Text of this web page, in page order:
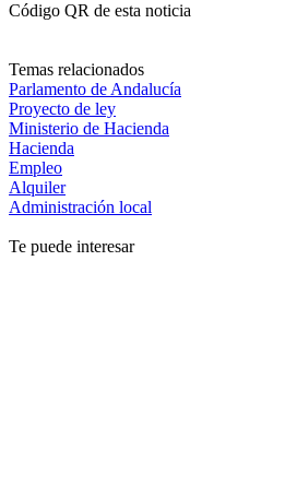
Código QR de esta noticia
Temas relacionados
Parlamento de Andalucía
Proyecto de ley
Ministerio de Hacienda
Hacienda
Empleo
Alquiler
Administración local
Te puede interesar